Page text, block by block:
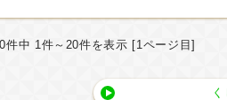
件中 1件～20件を表示 [1ページ目]